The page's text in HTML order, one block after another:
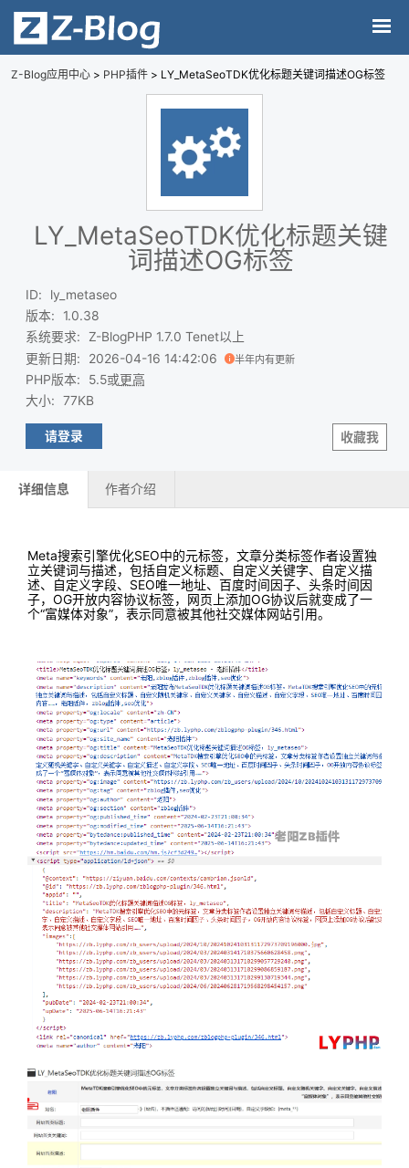
Z-Blog应用中心 > PHP插件 > LY_MetaSeoTDK优化标题关键词描述OG标签
LY_MetaSeoTDK优化标题关键
词描述OG标签
ID:
ly_metaseo
版本:
1.0.38
系统要求:
Z-BlogPHP 1.7.0 Tenet以上
更新日期: 2026-04-16 14:42:06 半年内有更新
PHP版本: 5.5或更高
大小: 77KB
收藏我
请登录
详细信息 作者介绍
Meta搜索引擎优化SEO中的元标签，文章分类标签作者设置独
立关键词与描述，包括自定义标题、自定义关键字、自定义描
述、自定义字段、SEO唯一地址、百度时间因子、头条时间因
子，OG开放内容协议标签，网页上添加OG协议后就变成了一
个“富媒体对象”，表示同意被其他社交媒体网站引用。